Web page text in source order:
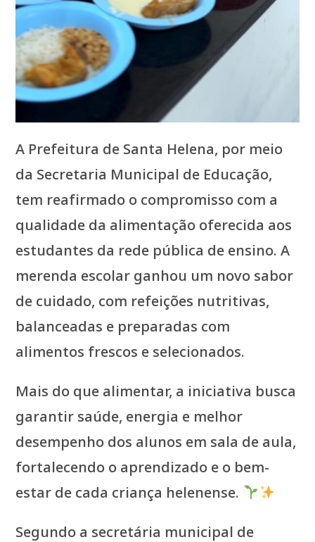
A Prefeitura de Santa Helena, por meio
da Secretaria Municipal de Educação,
tem reafirmado o compromisso com a
qualidade da alimentação oferecida aos
estudantes da rede pública de ensino. A
merenda escolar ganhou um novo sabor
de cuidado, com refeições nutritivas,
balanceadas e preparadas com
alimentos frescos e selecionados.
Mais do que alimentar, a iniciativa busca
garantir saúde, energia e melhor
desempenho dos alunos em sala de aula,
fortalecendo o aprendizado e o bem-
estar de cada criança helenense.
Segundo a secretária municipal de